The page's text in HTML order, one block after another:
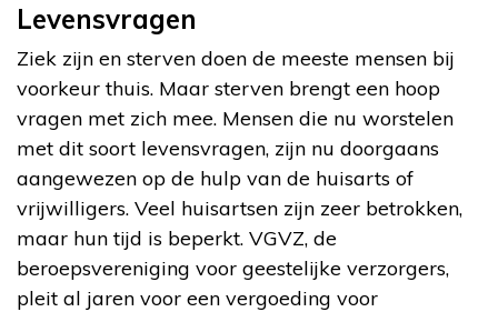
Levensvragen
Ziek zijn en sterven doen de meeste mensen bij
voorkeur thuis. Maar sterven brengt een hoop
vragen met zich mee. Mensen die nu worstelen
met dit soort levensvragen, zijn nu doorgaans
aangewezen op de hulp van de huisarts of
vrijwilligers. Veel huisartsen zijn zeer betrokken,
maar hun tijd is beperkt. VGVZ, de
beroepsvereniging voor geestelijke verzorgers,
pleit al jaren voor een vergoeding voor